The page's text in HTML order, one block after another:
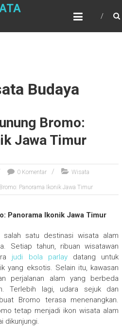
Budaya
Bromo:
Jawa Timur
0 Komentar Wisata
Panorama Ikonik Jawa Timur
Panorama Ikonik Jawa Timur
salah satu destinasi wisata alam
Setiap tahun, ribuan wisatawan
judi bola parlaydatang untuk
yang eksotis. Selain itu, kawasan
perjalanan alam yang berbeda
Terlebih lagi, udara sejuk dan
Bromo terasa menenangkan.
tetap menjadi ikon wisata alam
dikunjungi.